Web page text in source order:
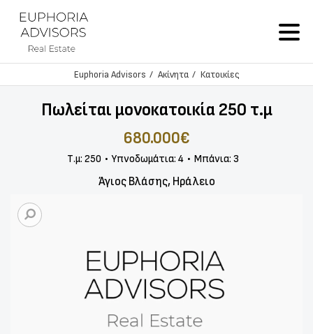
Euphoria Advisors Ακίνητα Κατοικίες
Πωλείται μονοκατοικία 250 τ.μ
680.000€
Τ.μ: 250 Υπνοδωμάτια: 4 Μπάνια: 3
Άγιος Βλάσης, Ηράλειο